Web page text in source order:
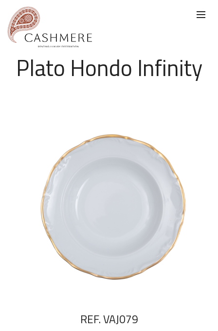
Plato Hondo Infinity
REF. VAJ079